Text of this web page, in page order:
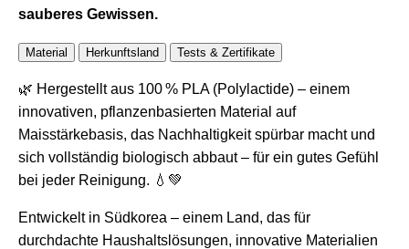
sauberes Gewissen.
Material Herkunftsland Tests & Zertifikate
🌿 Hergestellt aus 100 % PLA (Polylactide) – einem
innovativen, pflanzenbasierten Material auf
Maisstärkebasis, das Nachhaltigkeit spürbar macht und
sich vollständig biologisch abbaut – für ein gutes Gefühl
bei jeder Reinigung. 💧💚
Entwickelt in Südkorea – einem Land, das für
durchdachte Haushaltslösungen, innovative Materialien